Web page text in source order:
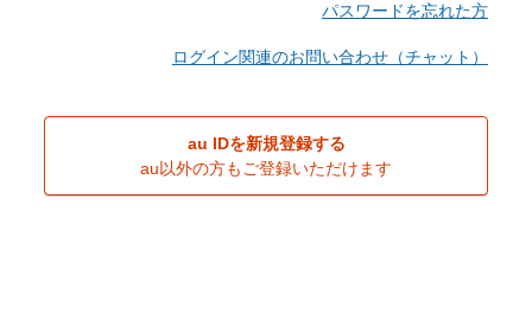
パスワードを忘れた方
ログイン関連のお問い合わせ（チャット）
au IDを新規登録する
au以外の方もご登録いただけます